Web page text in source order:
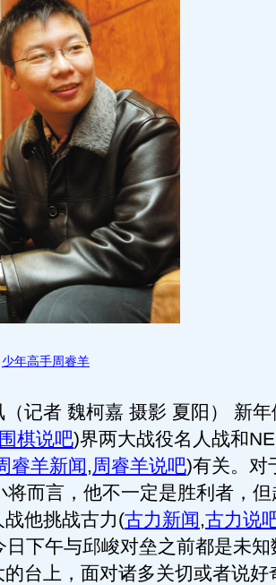
少年高手周睿羊
者 魏柯嘉 摄影 夏阳） 新年
围棋说吧)界两大战役名人战和
睿羊新闻,周睿羊说吧)有关。对
将而言，他不一定是胜利者，
他挑战古力(古力新闻,古力说
日下午与邱峻对垒之前都是未
的台上，面对诸多关切或者说好